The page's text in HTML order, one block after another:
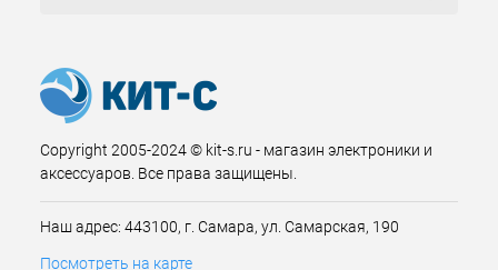
Copyright 2005-2024 © kit-s.ru - магазин электроники и
аксессуаров. Все права защищены.
Наш адрес: 443100, г. Самара, ул. Самарская, 190
Посмотреть на карте